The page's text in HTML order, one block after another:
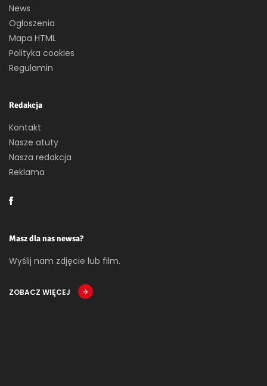
News
Ogłoszenia
Mapa HTML
Polityka cookies
Regulamin
Redakcja
Kontakt
Nasze atuty
Nasza redakcja
Reklama
Masz dla nas newsa?
Wyślij nam zdjęcie lub film.
ZOBACZ WIĘCEJ